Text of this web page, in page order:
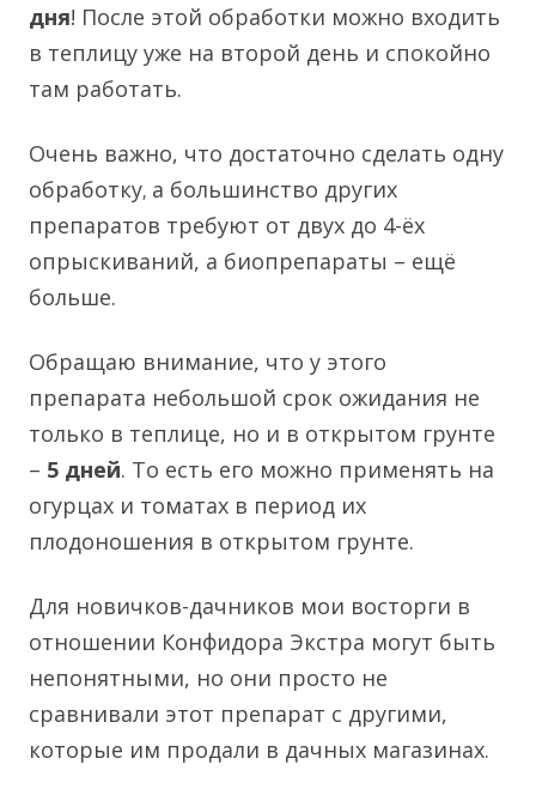
дня! После этой обработки можно входить
в теплицу уже на второй день и спокойно
там работать.
Очень важно, что достаточно сделать одну
обработку, а большинство других
препаратов требуют от двух до 4-ёх
опрыскиваний, а биопрепараты – ещё
больше.
Обращаю внимание, что у этого
препарата небольшой срок ожидания не
только в теплице, но и в открытом грунте
– 5 дней. То есть его можно применять на
огурцах и томатах в период их
плодоношения в открытом грунте.
Для новичков-дачников мои восторги в
отношении Конфидора Экстра могут быть
непонятными, но они просто не
сравнивали этот препарат с другими,
которые им продали в дачных магазинах.